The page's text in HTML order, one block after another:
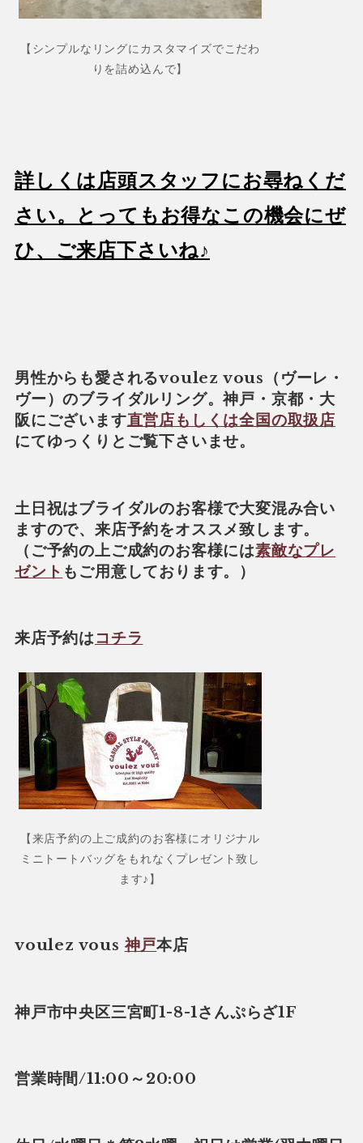
【シンプルなリングにカスタマイズでこだわ
りを詰め込んで】
詳しくは店頭スタッフにお尋ねくだ
さい。とってもお得なこの機会にぜ
ひ、ご来店下さいね♪
男性からも愛されるvoulez vous（ヴーレ・
ヴー）のブライダルリング。神戸・京都・大
阪にございます直営店もしくは全国の取扱店
にてゆっくりとご覧下さいませ。
土日祝はブライダルのお客様で大変混み合い
ますので、来店予約をオススメ致します。
（ご予約の上ご成約のお客様には素敵なプレ
ゼント もご用意しております。）
来店予約はコチラ
【来店予約の上ご成約のお客様にオリジナル
ミニトートバッグをもれなくプレゼント致し
ます♪】
voulez vous神戸本店
神戸市中央区三宮町1-8-1さんぷらざ1F
営業時間/11:00～20:00